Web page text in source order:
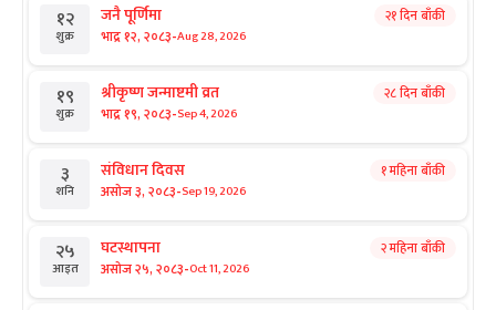
१२
शुक्र
जनै पूर्णिमा
भाद्र १२, २०८३-Aug 28, 2026
२१ दिन बाँकी
१९
शुक्र
श्रीकृष्ण जन्माष्टमी व्रत
भाद्र १९, २०८३-Sep 4, 2026
२८ दिन बाँकी
३
शनि
संविधान दिवस
असोज ३, २०८३-Sep 19, 2026
१ महिना बाँकी
२५
आइत
घटस्थापना
असोज २५, २०८३-Oct 11, 2026
२ महिना बाँकी